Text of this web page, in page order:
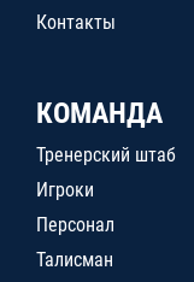
Контакты
КОМАНДА
Тренерский штаб
Игроки
Персонал
Талисман